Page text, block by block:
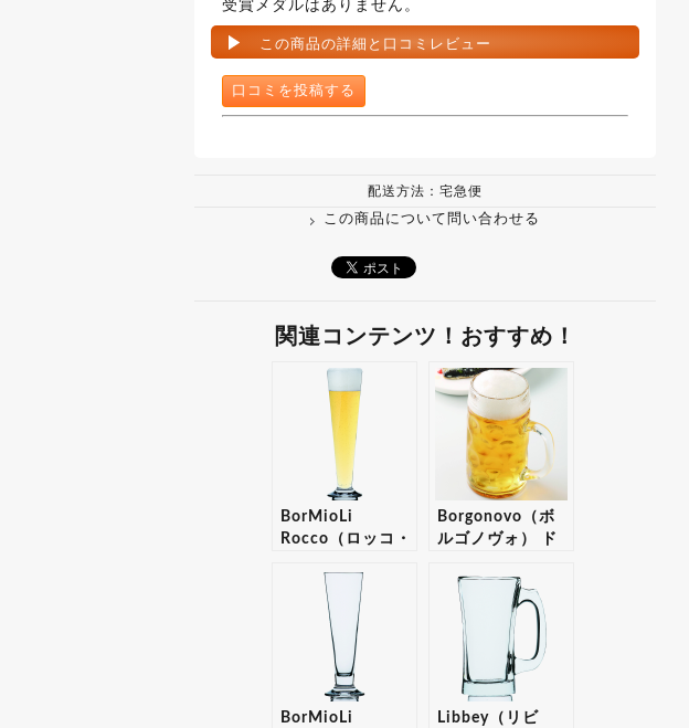
受賞メダルはありません。
この商品の詳細と口コミレビュー
口コミを投稿する
配送方法：宅急便
この商品について問い合わせる
関連コンテンツ！おすすめ！
BorMioLi
Rocco（ロッコ・
ラディオ ピルス
ナー0.4 6個入り
セット 【ギフ
ト・プレゼント対
Borgonovo（ボ
ルゴノヴォ） ド
個入りセット
【ギフト・プレゼ
ント対応可】
BorMioLi
Libbey（リビ